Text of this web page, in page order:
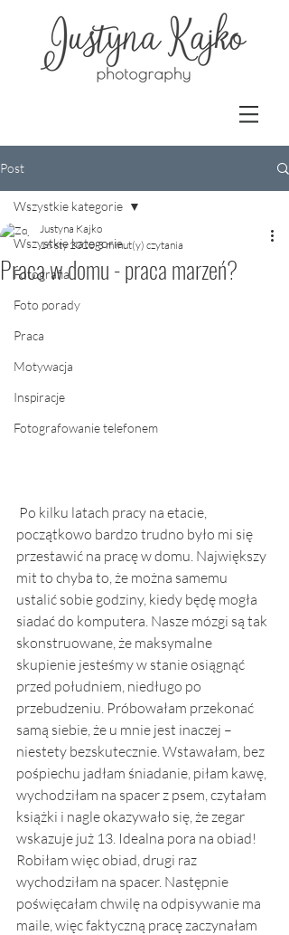
Post
Wszystkie kategorie
Fotografia
Foto porady
Praca
Motywacja
Inspiracje
Fotografowanie telefonem
Wszystkie kategorie
Praca w domu - praca marzeń?
Justyna Kajko
16 sty 2020 3 minut(y) czytania
początkowo bardzo trudno było mi się
przestawić na pracę w domu. Największy
mit to chyba to, że można samemu
ustalić sobie godziny, kiedy będę mogła
siadać do komputera. Nasze mózgi są tak
skonstruowane, że maksymalne
skupienie jesteśmy w stanie osiągnąć
przed południem, niedługo po
przebudzeniu. Próbowałam przekonać
samą siebie, że u mnie jest inaczej –
niestety bezskutecznie. Wstawałam, bez
pośpiechu jadłam śniadanie, piłam kawę,
wychodziłam na spacer z psem, czytałam
książki i nagle okazywało się, że zegar
wskazuje już 13. Idealna pora na obiad!
Robiłam więc obiad, drugi raz
wychodziłam na spacer. Następnie
poświęcałam chwilę na odpisywanie ma
maile, więc faktyczną pracę zaczynałam